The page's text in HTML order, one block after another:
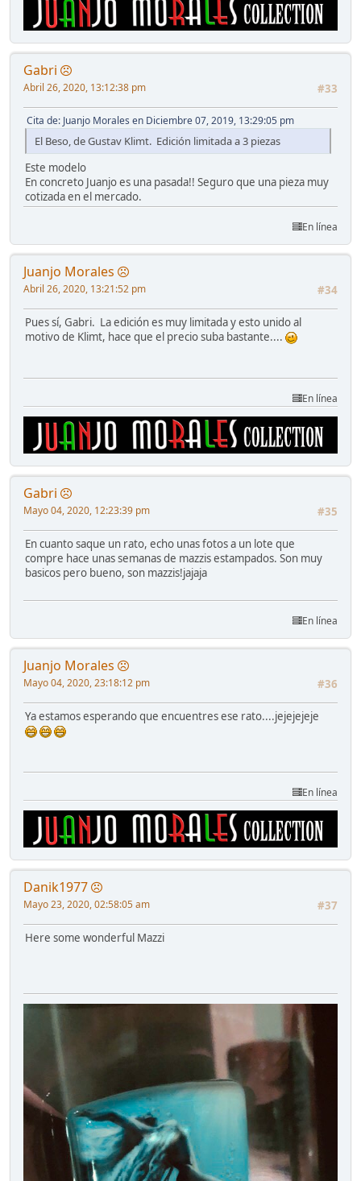
Gabri
#33
Abril 26, 2020, 13:12:38 pm
Cita de: Juanjo Morales en Diciembre 07, 2019, 13:29:05 pm
El Beso, de Gustav Klimt. Edición limitada a 3 piezas
Este modelo
En concreto Juanjo es una pasada!! Seguro que una pieza muy
cotizada en el mercado.
En línea
Juanjo Morales
#34
Abril 26, 2020, 13:21:52 pm
Pues sí, Gabri. La edición es muy limitada y esto unido al
motivo de Klimt, hace que el precio suba bastante....
En línea
Gabri
#35
Mayo 04, 2020, 12:23:39 pm
En cuanto saque un rato, echo unas fotos a un lote que
compre hace unas semanas de mazzis estampados. Son muy
basicos pero bueno, son mazzis!jajaja
En línea
Juanjo Morales
#36
Mayo 04, 2020, 23:18:12 pm
Ya estamos esperando que encuentres ese rato....jejejejeje
En línea
Danik1977
#37
Mayo 23, 2020, 02:58:05 am
Here some wonderful Mazzi